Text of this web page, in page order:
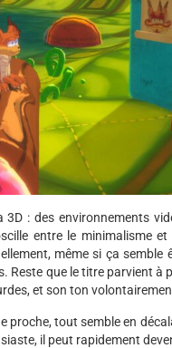
: des environnements
entre le minimalisme
même si ça semble
que le titre parvient à
et son ton
proche, tout semble en
il peut rapidement